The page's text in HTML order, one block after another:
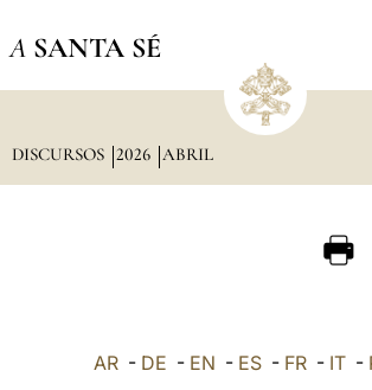
A SANTA SÉ
DISCURSOS 2026 ABRIL
AR - DE - EN - ES - FR - IT -